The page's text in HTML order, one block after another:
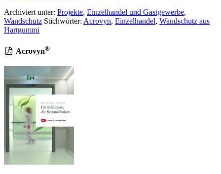
Archiviert unter: Projekte, Einzelhandel und Gastgewerbe,
Wandschutz Stichwörter: Acrovyn, Einzelhandel, Wandschutz aus
Hartgummi
Acrovyn®